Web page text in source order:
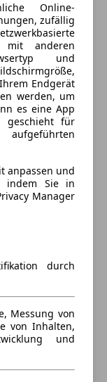
Online-
zufällig
mit anderen
und
Endgerät
werden, um
es eine App
geschieht für
anpassen und
indem Sie in
Manager
durch
Messung von
von Inhalten,
und